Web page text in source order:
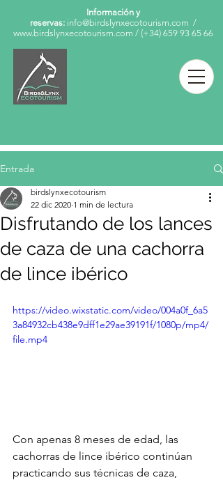
Información y
reservas: info@birdslynxecotourism.com /
www.birdslynxecotourism.com / (+34) 659 93 65 66
Entrada
Disfrutando de los lances
de caza de una cachorra
de lince ibérico
birdslynxecotourism
22 dic 2020 1 min de lectura
https://video.wixstatic.com/video/004a0f_6a5
3a84932cb438e9dff1e29ae39191f/1080p/mp4/
file.mp4
Con apenas 8 meses de edad, las
cachorras de lince ibérico continúan
practicando sus técnicas de caza,